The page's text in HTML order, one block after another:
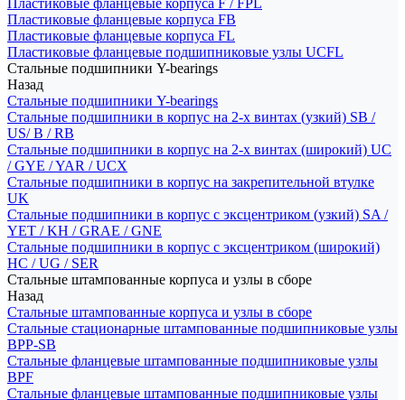
Пластиковые фланцевые корпуса F / FPL
Пластиковые фланцевые корпуса FB
Пластиковые фланцевые корпуса FL
Пластиковые фланцевые подшипниковые узлы UCFL
Стальные подшипники Y-bearings
Назад
Стальные подшипники Y-bearings
Стальные подшипники в корпус на 2-х винтах (узкий) SB /
US/ B / RB
Стальные подшипники в корпус на 2-х винтах (широкий) UC
/ GYE / YAR / UCX
Стальные подшипники в корпус на закрепительной втулке
UK
Стальные подшипники в корпус с эксцентриком (узкий) SA /
YET / KH / GRAE / GNE
Стальные подшипники в корпус с эксцентриком (широкий)
HC / UG / SER
Стальные штампованные корпуса и узлы в сборе
Назад
Стальные штампованные корпуса и узлы в сборе
Стальные стационарные штампованные подшипниковые узлы
BPP-SB
Стальные фланцевые штампованные подшипниковые узлы
BPF
Стальные фланцевые штампованные подшипниковые узлы